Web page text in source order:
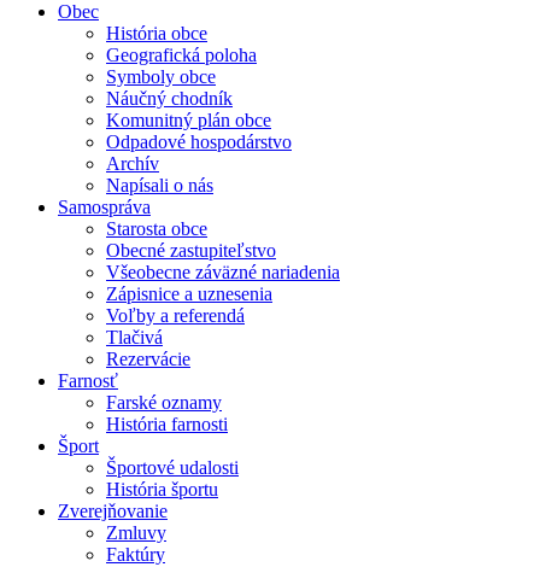
Obec
História obce
Geografická poloha
Symboly obce
Náučný chodník
Komunitný plán obce
Odpadové hospodárstvo
Archív
Napísali o nás
Samospráva
Starosta obce
Obecné zastupiteľstvo
Všeobecne záväzné nariadenia
Zápisnice a uznesenia
Voľby a referendá
Tlačivá
Rezervácie
Farnosť
Farské oznamy
História farnosti
Šport
Športové udalosti
História športu
Zverejňovanie
Zmluvy
Faktúry